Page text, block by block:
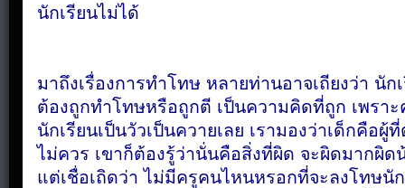
นักเรียนไม่ได้
มาถึงเรื่องการทำโทษ หลายท่านอาจเถียงว่า นัก
ต้องถูกทำโทษหรือถูกตี เป็นความคิดที่ถูก เพรา
นักเรียนเป็นวัวเป็นควายเลย เรามองว่าเด็กคือผู้
ไม่ควร เขาก็ต้องรู้ว่านั่นคือสิ่งที่ผิด จะผิดมากผิด
แต่เชื่อเถิดว่า ไม่มีครูคนไหนหรอกที่จะลงโทษนั